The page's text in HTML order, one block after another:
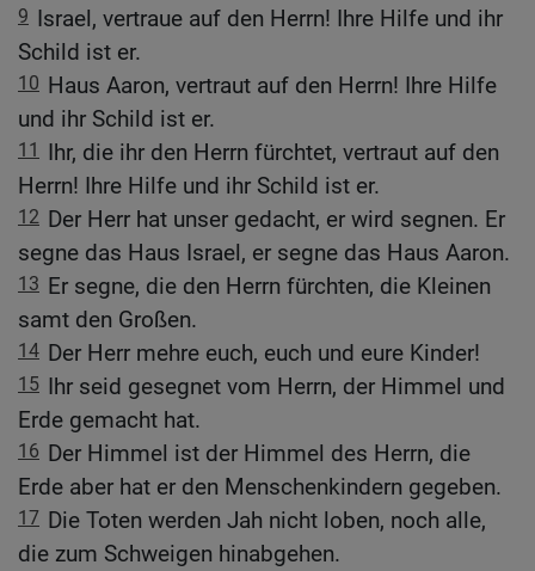
9 Israel, vertraue auf den Herrn! Ihre Hilfe und ihr
Schild ist er.
10 Haus Aaron, vertraut auf den Herrn! Ihre Hilfe
und ihr Schild ist er.
11 Ihr, die ihr den Herrn fürchtet, vertraut auf den
Herrn! Ihre Hilfe und ihr Schild ist er.
12 Der Herr hat unser gedacht, er wird segnen. Er
segne das Haus Israel, er segne das Haus Aaron.
13 Er segne, die den Herrn fürchten, die Kleinen
samt den Großen.
14 Der Herr mehre euch, euch und eure Kinder!
15 Ihr seid gesegnet vom Herrn, der Himmel und
Erde gemacht hat.
16 Der Himmel ist der Himmel des Herrn, die
Erde aber hat er den Menschenkindern gegeben.
17 Die Toten werden Jah nicht loben, noch alle,
die zum Schweigen hinabgehen.